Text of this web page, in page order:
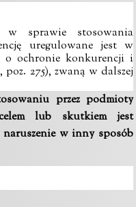
w sprawie stosowania
uregulowane jest w
o ochronie konkurencji i
poz. 275), zwaną w dalszej
przez podmioty
lub skutkiem jest
w inny sposób